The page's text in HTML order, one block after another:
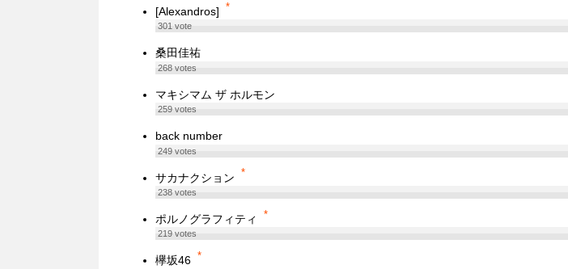
[Alexandros] *
301vote
桑田佳祐
268votes
マキシマム ザ ホルモン
259votes
back number
249votes
サカナクション *
238votes
ポルノグラフィティ *
219votes
欅坂46 *